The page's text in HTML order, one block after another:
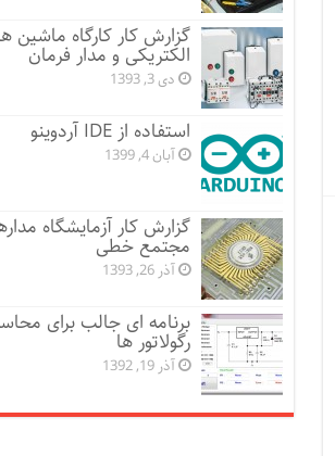
گزارش کار کارگاه ماشین
الکتریکی و مدار فرمان
دی 3, 1393
استفاده از IDE آردوینو
آبان 4, 1399
گزارش کار آزمایشگاه
مجتمع خطی
آذر 26, 1393
برنامه ای جالب برای
رگولاتور ها
آذر 19, 1392